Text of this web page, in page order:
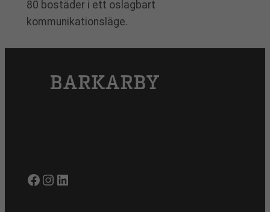
80 bostäder i ett oslagbart
kommunikationsläge.
Facebook Instagram LinkedIn